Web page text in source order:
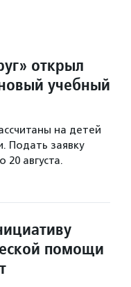
открыл
учебный
на детей
Подать заявку
августа.
помощи